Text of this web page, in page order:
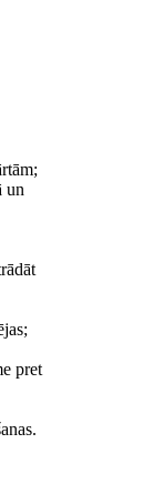
un
pret